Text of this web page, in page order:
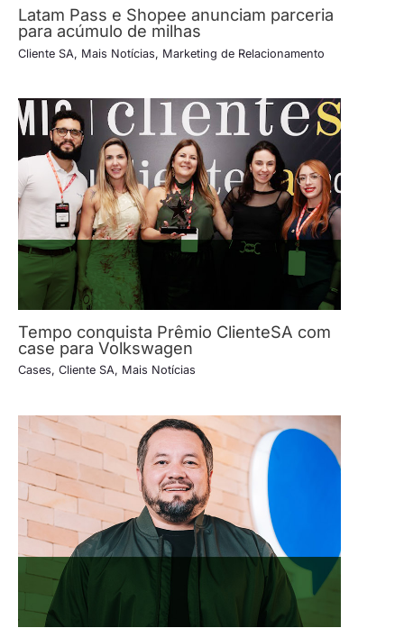
Latam Pass e Shopee anunciam parceria
para acúmulo de milhas
Cliente SA, Mais Notícias, Marketing de Relacionamento
Tempo conquista Prêmio ClienteSA com
case para Volkswagen
Cases, Cliente SA, Mais Notícias